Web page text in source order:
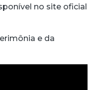
no site oficial
e da